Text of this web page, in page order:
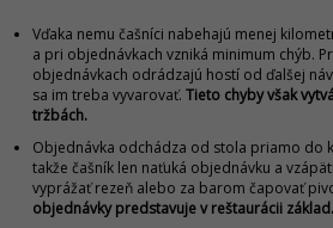
Vďaka nemu čašníci nabehajú menej
a pri objednávkach vzniká minimum chýb.
objednávkach odrádzajú hostí od ďalšej
sa im treba vyvarovať. Tieto chyby však
tržbách.
Objednávka odchádza od stola priamo do
takže čašník len naťuká objednávku a
vyprážať rezeň alebo za barom čapovať
objednávky predstavuje v reštaurácii základ.